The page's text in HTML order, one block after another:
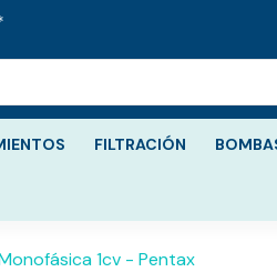
FILTRACIÓN
1cv - Pentax